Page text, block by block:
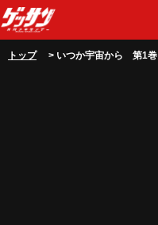
トップ> いつか宇宙から 第1巻